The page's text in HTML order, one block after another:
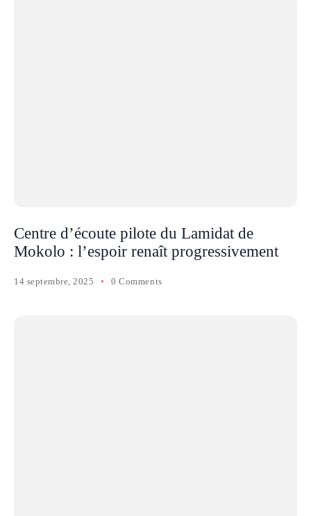
Centre d’écoute pilote du Lamidat de
Mokolo : l’espoir renaît progressivement
14 septembre, 2025 0 Comments